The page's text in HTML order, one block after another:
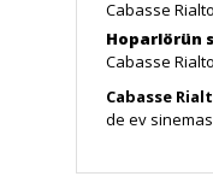
Cabasse
Hoparlörün
Cabasse
Cabasse
de ev